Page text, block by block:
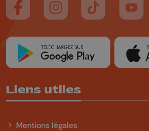
Suivez-nous sur FaceBook
Suivez-nous sur Instagram
Suivez-nous
Liens utiles
Mentions légales